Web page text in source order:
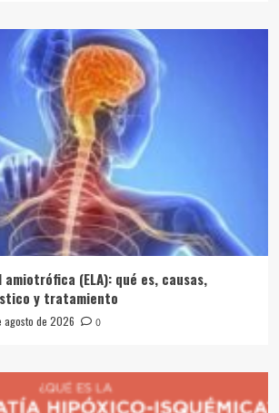
(ELA): qué es, causas,
y tratamiento
agosto de 2026 0